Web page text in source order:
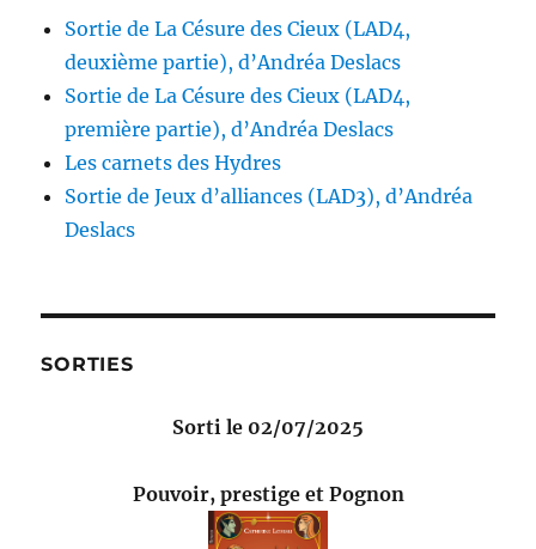
Sortie de La Césure des Cieux (LAD4,
deuxième partie), d’Andréa Deslacs
Sortie de La Césure des Cieux (LAD4,
première partie), d’Andréa Deslacs
Les carnets des Hydres
Sortie de Jeux d’alliances (LAD3), d’Andréa
Deslacs
SORTIES
Sorti le 02/07/2025
Pouvoir, prestige et Pognon